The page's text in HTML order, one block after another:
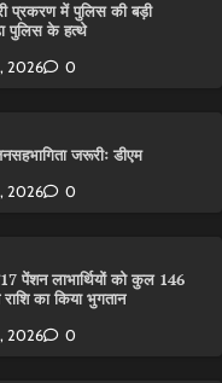
प्रकरण में पुलिस की बड़ी
पुलिस के हत्थे
2026 0
जरूरीः डीएम
2026 0
पेंशन लाभार्थियों को कुल 146
का किया भुगतान
2026 0